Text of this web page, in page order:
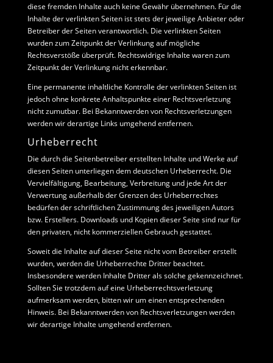
diese fremden Inhalte auch keine Gewähr übernehmen. Für die
Inhalte der verlinkten Seiten ist stets der jeweilige Anbieter oder
Betreiber der Seiten verantwortlich. Die verlinkten Seiten
wurden zum Zeitpunkt der Verlinkung auf mögliche
Rechtsverstöße überprüft. Rechtswidrige Inhalte waren zum
Zeitpunkt der Verlinkung nicht erkennbar.
Eine permanente inhaltliche Kontrolle der verlinkten Seiten ist
jedoch ohne konkrete Anhaltspunkte einer Rechtsverletzung
nicht zumutbar. Bei Bekanntwerden von Rechtsverletzungen
werden wir derartige Links umgehend entfernen.
Urheberrecht
Die durch die Seitenbetreiber erstellten Inhalte und Werke auf
diesen Seiten unterliegen dem deutschen Urheberrecht. Die
Vervielfältigung, Bearbeitung, Verbreitung und jede Art der
Verwertung außerhalb der Grenzen des Urheberrechtes
bedürfen der schriftlichen Zustimmung des jeweiligen Autors
bzw. Erstellers. Downloads und Kopien dieser Seite sind nur für
den privaten, nicht kommerziellen Gebrauch gestattet.
Soweit die Inhalte auf dieser Seite nicht vom Betreiber erstellt
wurden, werden die Urheberrechte Dritter beachtet.
Insbesondere werden Inhalte Dritter als solche gekennzeichnet.
Sollten Sie trotzdem auf eine Urheberrechtsverletzung
aufmerksam werden, bitten wir um einen entsprechenden
Hinweis. Bei Bekanntwerden von Rechtsverletzungen werden
wir derartige Inhalte umgehend entfernen.